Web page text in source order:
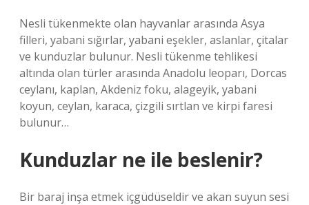
Nesli tükenmekte olan hayvanlar arasında Asya
filleri, yabani sığırlar, yabani eşekler, aslanlar, çitalar
ve kunduzlar bulunur. Nesli tükenme tehlikesi
altında olan türler arasında Anadolu leoparı, Dorcas
ceylanı, kaplan, Akdeniz foku, alageyik, yabani
koyun, ceylan, karaca, çizgili sırtlan ve kirpi faresi
bulunur…
Kunduzlar ne ile beslenir?
Bir baraj inşa etmek içgüdüseldir ve akan suyun sesi